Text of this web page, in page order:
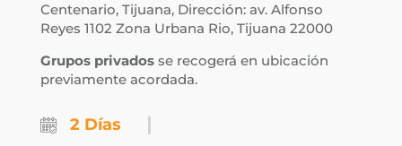
Centenario, Tijuana, Dirección: av. Alfonso
Reyes 1102 Zona Urbana Rio, Tijuana 22000
Grupos privadosse recogerá en ubicación
previamente acordada.
2 Días